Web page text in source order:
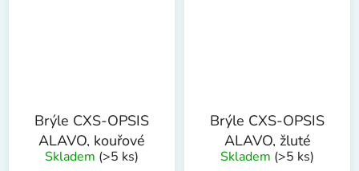
Brýle CXS-OPSIS
ALAVO, kouřové
Skladem (>5 ks)
Brýle CXS-OPSIS
ALAVO, žluté
Skladem (>5 ks)